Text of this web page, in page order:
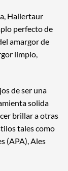
Hallertaur
perfecto de
amargor de
limpio,
de ser una
solida
brillar a otras
tales como
(APA), Ales